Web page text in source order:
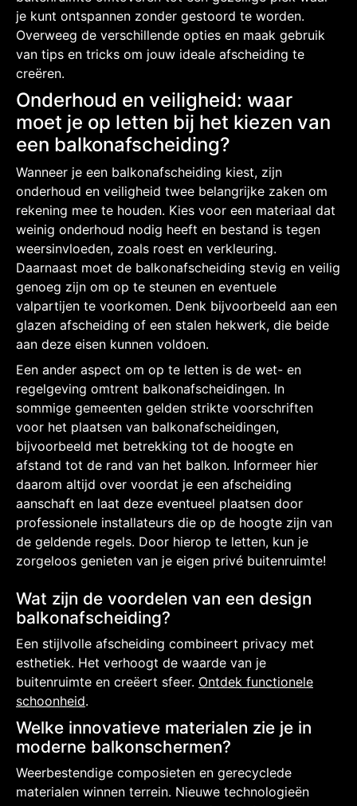
je kunt ontspannen zonder gestoord te worden.
Overweeg de verschillende opties en maak gebruik
van tips en tricks om jouw ideale afscheiding te
creëren.
Onderhoud en veiligheid: waar
moet je op letten bij het kiezen van
een balkonafscheiding?
Wanneer je een balkonafscheiding kiest, zijn
onderhoud en veiligheid twee belangrijke zaken om
rekening mee te houden. Kies voor een materiaal dat
weinig onderhoud nodig heeft en bestand is tegen
weersinvloeden, zoals roest en verkleuring.
Daarnaast moet de balkonafscheiding stevig en veilig
genoeg zijn om op te steunen en eventuele
valpartijen te voorkomen. Denk bijvoorbeeld aan een
glazen afscheiding of een stalen hekwerk, die beide
aan deze eisen kunnen voldoen.
Een ander aspect om op te letten is de wet- en
regelgeving omtrent balkonafscheidingen. In
sommige gemeenten gelden strikte voorschriften
voor het plaatsen van balkonafscheidingen,
bijvoorbeeld met betrekking tot de hoogte en
afstand tot de rand van het balkon. Informeer hier
daarom altijd over voordat je een afscheiding
aanschaft en laat deze eventueel plaatsen door
professionele installateurs die op de hoogte zijn van
de geldende regels. Door hierop te letten, kun je
zorgeloos genieten van je eigen privé buitenruimte!
Wat zijn de voordelen van een design
balkonafscheiding?
Een stijlvolle afscheiding combineert privacy met
esthetiek. Het verhoogt de waarde van je
buitenruimte en creëert sfeer. Ontdek functionele
schoonheid.
Welke innovatieve materialen zie je in
moderne balkonschermen?
Weerbestendige composieten en gerecyclede
materialen winnen terrein. Nieuwe technologieën